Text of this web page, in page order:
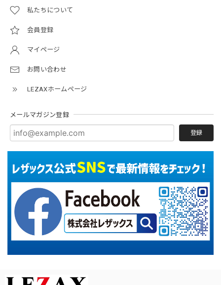
私たちについて
会員登録
マイページ
お問い合わせ
LEZAXホームページ
メールマガジン登録
登録